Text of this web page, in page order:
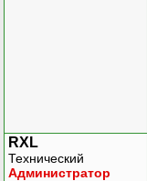
RXL
Технический
Администратор